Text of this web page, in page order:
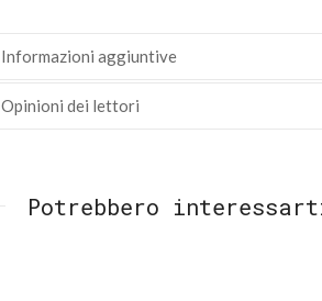
Informazioni aggiuntive
Opinioni dei lettori
Potrebbero